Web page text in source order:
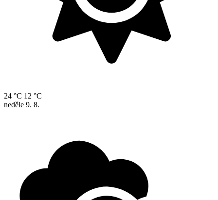
24 °C 12 °C
neděle 9. 8.